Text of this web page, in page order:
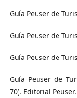
Guía Peuser de
Guía Peuser de
Guía Peuser de
Guía Peuser de
70). Editorial Peuser.